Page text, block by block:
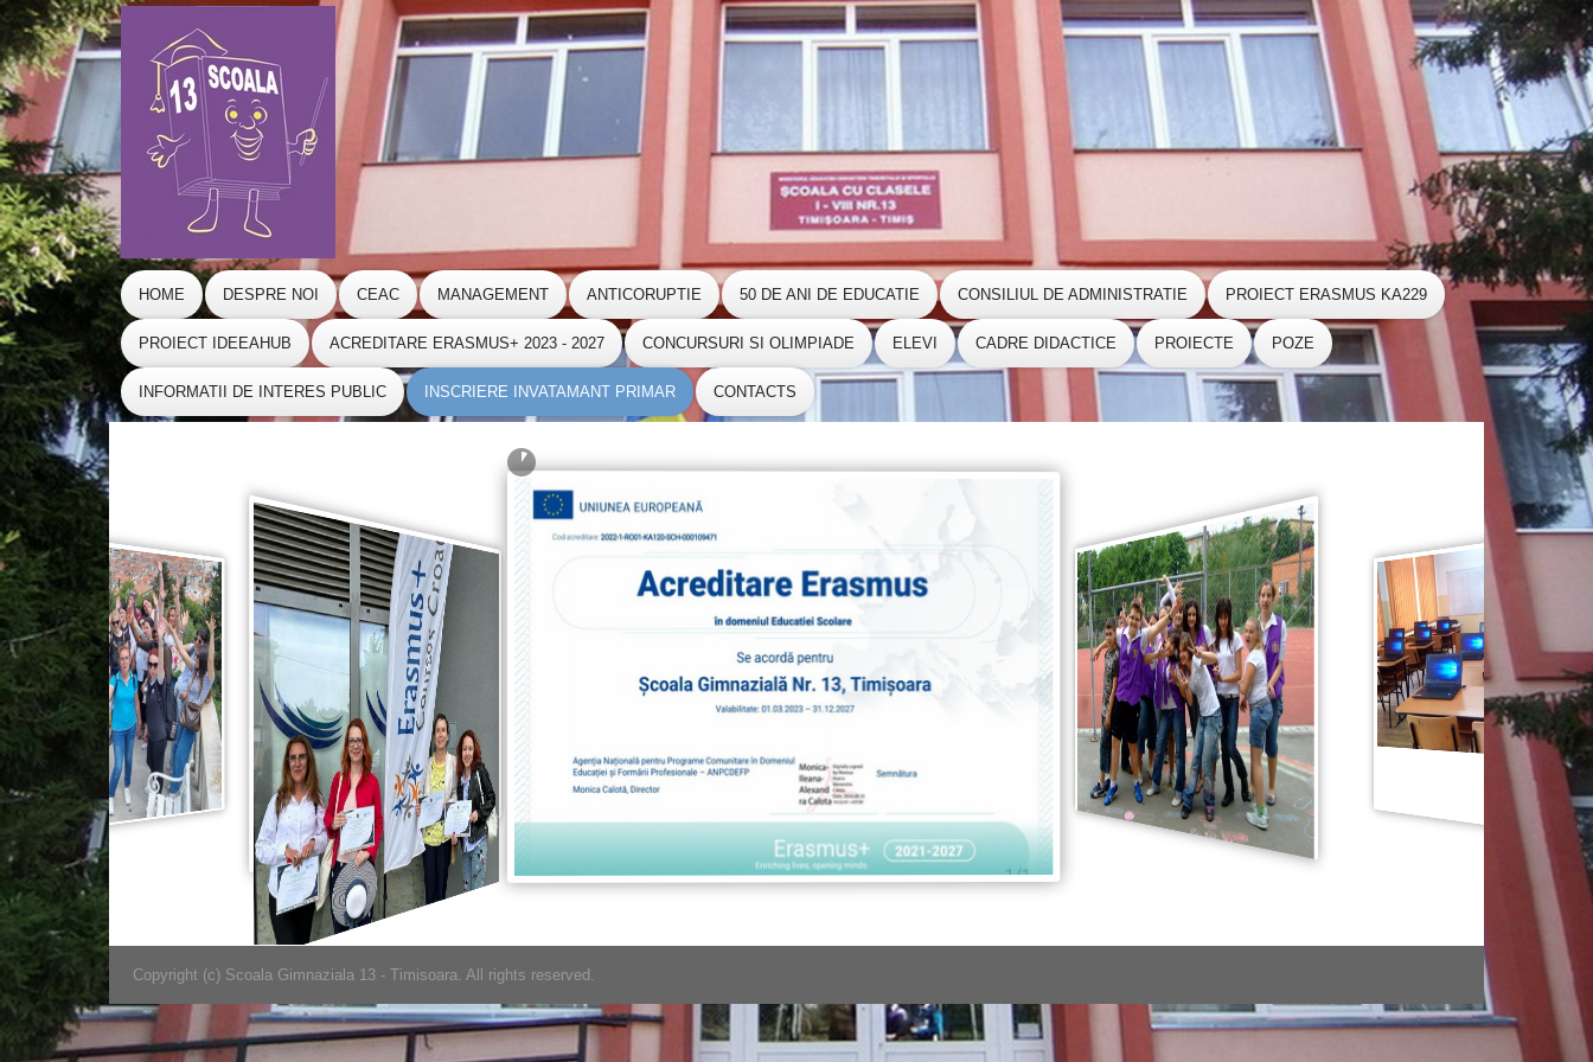
HOME DESPRE NOI CEAC MANAGEMENT ANTICORUPTIE 50 DE ANI DE EDUCATIE CONSILIUL DE ADMINISTRATIE PROIECT ERASMUS KA229
PROIECT IDEEAHUB ACREDITARE ERASMUS+ 2023 - 2027 CONCURSURI SI OLIMPIADE ELEVI CADRE DIDACTICE PROIECTE POZE
INFORMATII DE INTERES PUBLIC INSCRIERE INVATAMANT PRIMAR CONTACTS
Copyright (c) Scoala Gimnaziala 13 - Timisoara. All rights reserved.